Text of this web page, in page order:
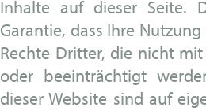
Inhalte auf dieser Seite.
Garantie, dass Ihre
Rechte Dritter, die nicht
oder beeinträchtigt
dieser Website sind auf